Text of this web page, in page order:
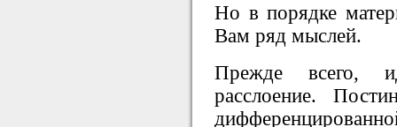
Но в порядке
Вам ряд мыслей.
Прежде всего,
расслоение.